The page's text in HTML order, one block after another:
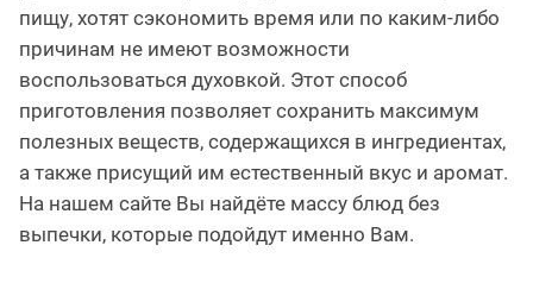
пищу, хотят сэкономить время или по каким-либо
причинам не имеют возможности
воспользоваться духовкой. Этот способ
приготовления позволяет сохранить максимум
полезных веществ, содержащихся в ингредиентах,
а также присущий им естественный вкус и аромат.
На нашем сайте Вы найдёте массу блюд без
выпечки, которые подойдут именно Вам.